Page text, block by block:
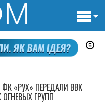
«РУХ» ПЕРЕДАЛИ ВВК
ГРУПП